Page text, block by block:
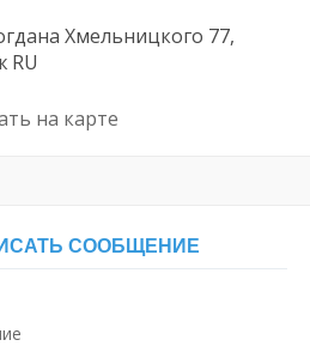
Хмельницкого 77
RU
на карте
СООБЩЕНИЕ